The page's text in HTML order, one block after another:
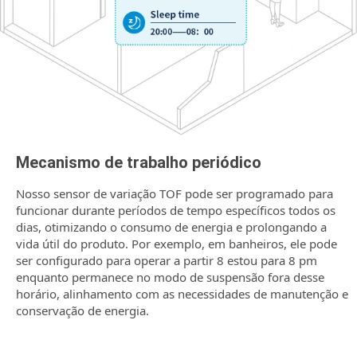
Mecanismo de trabalho periódico
Nosso sensor de variação TOF pode ser programado para
funcionar durante períodos de tempo específicos todos os
dias, otimizando o consumo de energia e prolongando a
vida útil do produto. Por exemplo, em banheiros, ele pode
ser configurado para operar a partir 8 estou para 8 pm
enquanto permanece no modo de suspensão fora desse
horário, alinhamento com as necessidades de manutenção e
conservação de energia.